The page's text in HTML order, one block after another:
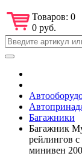
Товаров: 0
0 руб.
Багажники
Багажник
рейлингов
минивен